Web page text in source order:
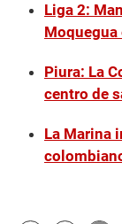
Liga 2:
Piura: La
centro de
La Marina